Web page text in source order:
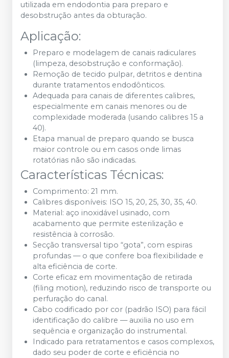
utilizada em endodontia para preparo e
desobstrução antes da obturação.
Aplicação:
Preparo e modelagem de canais radiculares
(limpeza, desobstrução e conformação).
Remoção de tecido pulpar, detritos e dentina
durante tratamentos endodônticos.
Adequada para canais de diferentes calibres,
especialmente em canais menores ou de
complexidade moderada (usando calibres 15 a
40).
Etapa manual de preparo quando se busca
maior controle ou em casos onde limas
rotatórias não são indicadas.
Características Técnicas:
Comprimento: 21 mm.
Calibres disponíveis: ISO 15, 20, 25, 30, 35, 40.
Material: aço inoxidável usinado, com
acabamento que permite esterilização e
resistência à corrosão.
Secção transversal tipo “gota”, com espiras
profundas — o que confere boa flexibilidade e
alta eficiência de corte.
Corte eficaz em movimentação de retirada
(filing motion), reduzindo risco de transporte ou
perfuração do canal.
Cabo codificado por cor (padrão ISO) para fácil
identificação do calibre — auxilia no uso em
sequência e organização do instrumental.
Indicado para retratamentos e casos complexos,
dado seu poder de corte e eficiência no